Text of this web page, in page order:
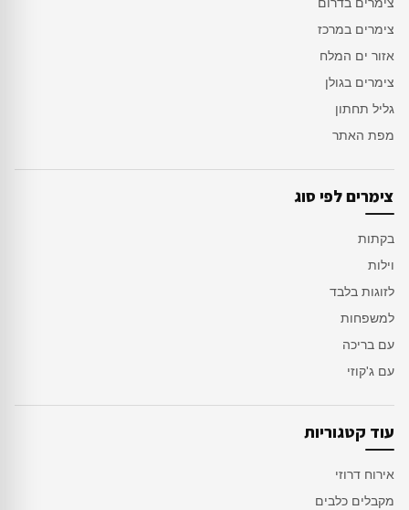
צימרים במרכז
אזור ים המלח
צימרים בגולן
גליל תחתון
מפת האתר
צימרים לפי סוג
בקתות
וילות
לזוגות בלבד
למשפחות
עם בריכה
עם ג'קוזי
עוד קטגוריות
אירוח דרוזי
מקבלים כלבים